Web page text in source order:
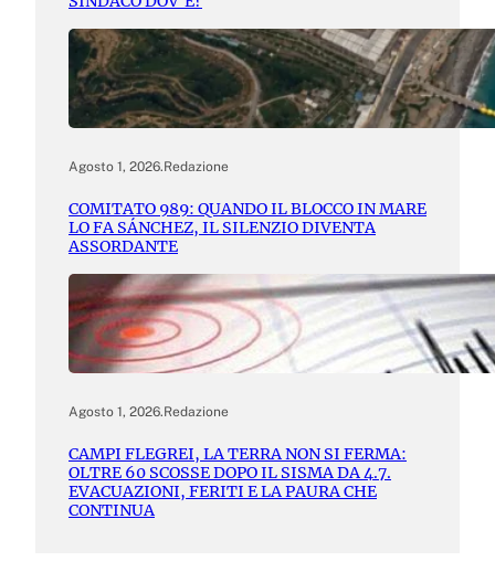
Agosto 1, 2026.Redazione
COMITATO 989: QUANDO IL BLOCCO IN MARE
LO FA SÁNCHEZ, IL SILENZIO DIVENTA
ASSORDANTE
Agosto 1, 2026.Redazione
CAMPI FLEGREI, LA TERRA NON SI FERMA:
OLTRE 60 SCOSSE DOPO IL SISMA DA 4.7.
EVACUAZIONI, FERITI E LA PAURA CHE
CONTINUA